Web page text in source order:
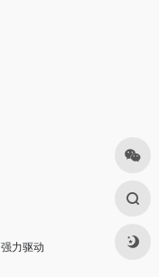
强力驱动